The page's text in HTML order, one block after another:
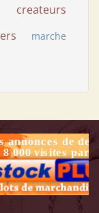
createurs
marche